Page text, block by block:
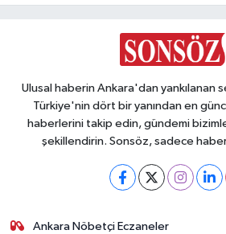
Jürisine Seçildi!
Ulusal haberin Ankara'dan yankılanan
Türkiye'nin dört bir yanından en
haberlerini takip edin, gündemi
şekillendirin. Sonsöz, sadece
Ankara Nöbetçi Eczaneler